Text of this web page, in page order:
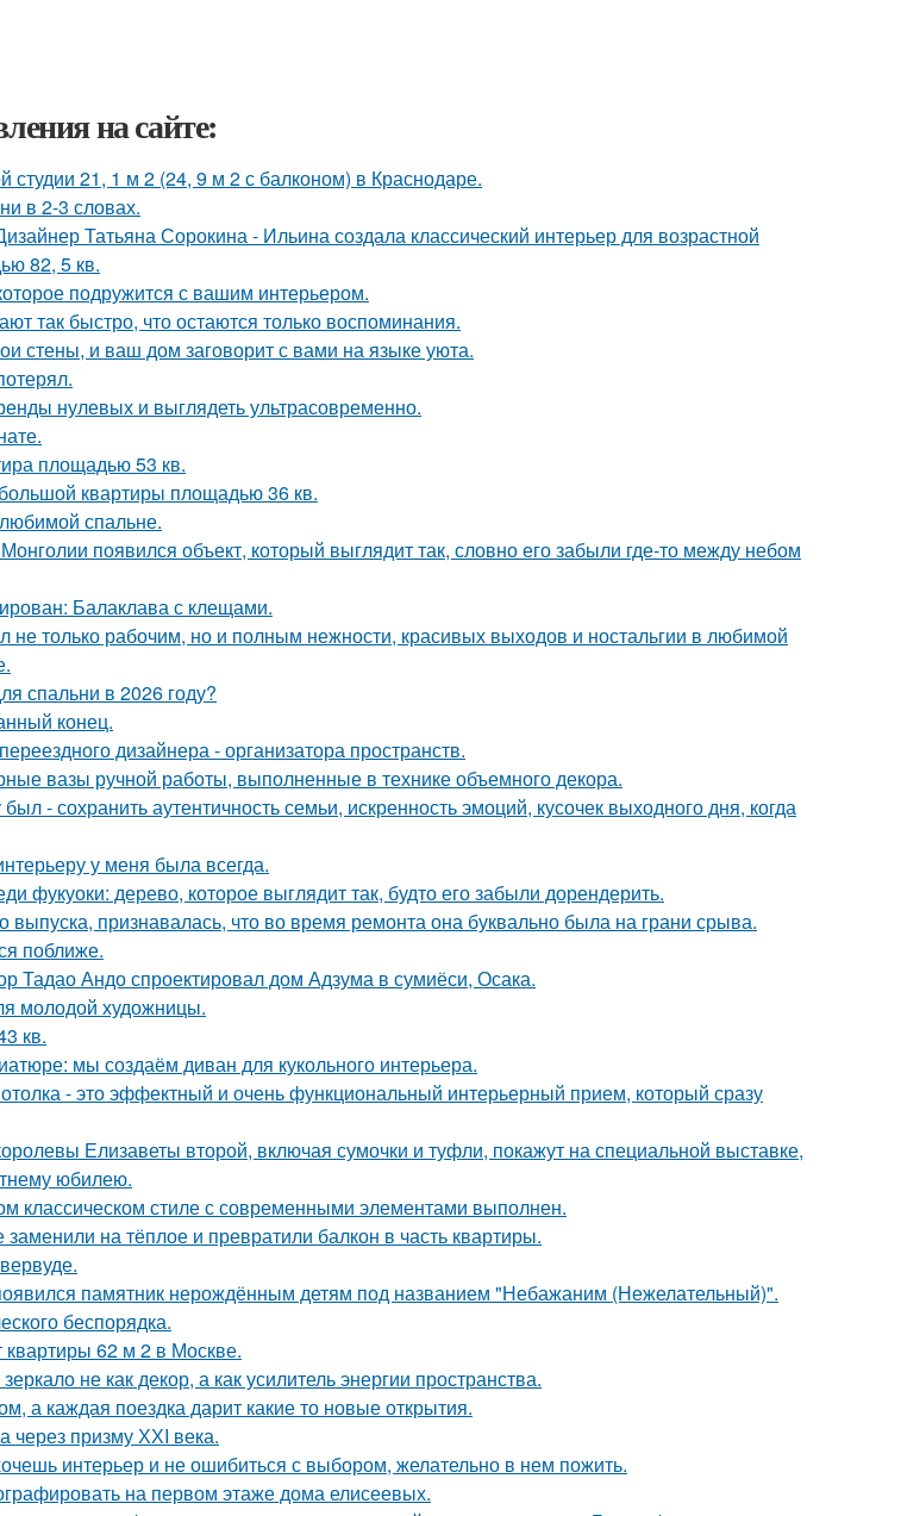
на сайте:
студии 21, 1 м 2 (24, 9 м 2 с балконом) в Краснодаре.
в 2-3 словах.
Татьяна Сорокина - Ильина создала классический интерьер для возрастной
82, 5 кв.
подружится с вашим интерьером.
так быстро, что остаются только воспоминания.
стены, и ваш дом заговорит с вами на языке уюта.
нулевых и выглядеть ультрасовременно.
площадью 53 кв.
квартиры площадью 36 кв.
спальне.
появился объект, который выглядит так, словно его забыли где-то между небом
Балаклава с клещами.
не только рабочим, но и полным нежности, красивых выходов и ностальгии в любимой
спальни в 2026 году?
конец.
дизайнера - организатора пространств.
вазы ручной работы, выполненные в технике объемного декора.
- сохранить аутентичность семьи, искренность эмоций, кусочек выходного дня, когда
у меня была всегда.
фукуоки: дерево, которое выглядит так, будто его забыли дорендерить.
выпуска, признавалась, что во время ремонта она буквально была на грани срыва.
поближе.
Тадао Андо спроектировал дом Адзума в сумиёси, Осака.
молодой художницы.
кв.
мы создаём диван для кукольного интерьера.
- это эффектный и очень функциональный интерьерный прием, который сразу
Елизаветы второй, включая сумочки и туфли, покажут на специальной выставке,
юбилею.
классическом стиле с современными элементами выполнен.
на тёплое и превратили балкон в часть квартиры.
памятник нерождённым детям под названием "Небажаним (Нежелательный)".
беспорядка.
62 м 2 в Москве.
не как декор, а как усилитель энергии пространства.
а каждая поездка дарит какие то новые открытия.
через призму ХХI века.
интерьер и не ошибиться с выбором, желательно в нем пожить.
на первом этаже дома елисеевых.